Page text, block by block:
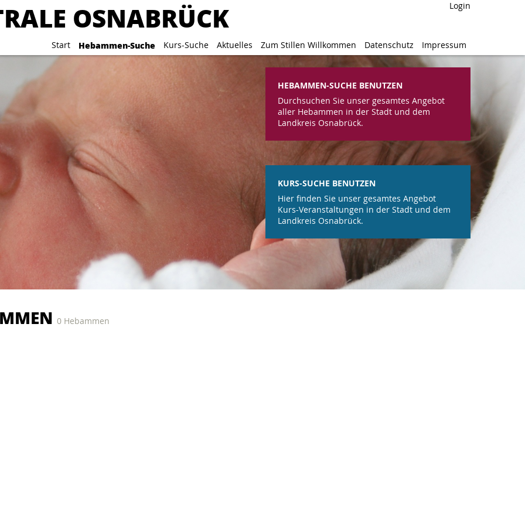
Login
OSNABRÜCK
Start Hebammen-Suche Kurs-Suche Aktuelles Zum Stillen Willkommen Datenschutz Impressum
Login
OSNABRÜCK
Start Hebammen-Suche Kurs-Suche Aktuelles Zum Stillen Willkommen Datenschutz Impressum
HEBAMMEN-SUCHE BENUTZEN
Durchsuchen Sie unser gesamtes Angebot
aller Hebammen in der Stadt und dem
Landkreis Osnabrück.
KURS-SUCHE BENUTZEN
Hier finden Sie unser gesamtes Angebot
Kurs-Veranstaltungen in der Stadt und dem
Landkreis Osnabrück.
0 Hebammen